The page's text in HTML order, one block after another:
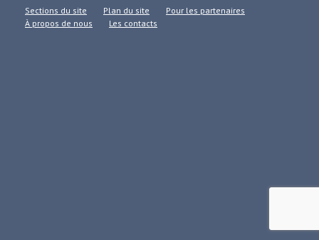
Sections du site
Plan du site
Pour les partenaires
À propos de nous
Les contacts